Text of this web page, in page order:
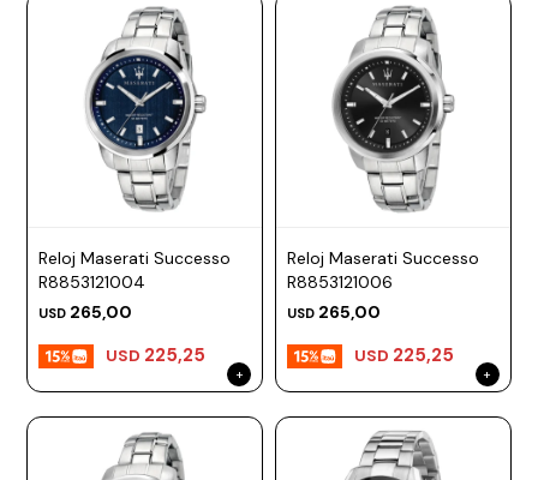
Reloj Maserati Successo
R8853121004
USD 265,00
USD 225,25
Reloj Maserati Successo
R8853121006
USD 265,00
USD 225,25